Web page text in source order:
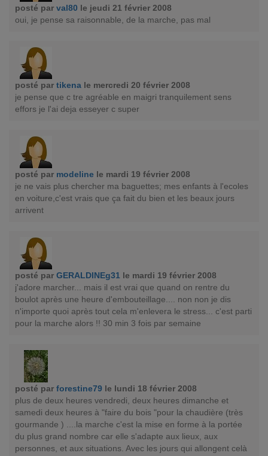
posté par val80 le jeudi 21 février 2008
oui, je pense sa raisonnable, de la marche, pas mal
posté par tikena le mercredi 20 février 2008
je pense que c tre agréable en maigri tranquilement sens
effors je l'ai deja esseyer c super
posté par modeline le mardi 19 février 2008
je ne vais plus chercher ma baguettes; mes enfants à l'ecoles
en voiture,c'est vrais que ça fait du bien et les beaux jours
arrivent
posté par GERALDINEg31 le mardi 19 février 2008
j'adore marcher... mais il est vrai que quand on rentre du
boulot après une heure d'embouteillage.... non non je dis
n'importe quoi après tout cela m'enlevera le stress... c'est parti
pour la marche alors !! 30 min 3 fois par semaine
posté par forestine79 le lundi 18 février 2008
plus de deux heures vendredi, deux heures dimanche et
samedi deux heures à "faire du bois "pour la chaudière (très
gourmande ) ....la marche c'est la mise en forme à la portée
du plus grand nombre car elle s'adapte aux lieux, aux
personnes, et aux situations. Avec les jours qui allongent celà